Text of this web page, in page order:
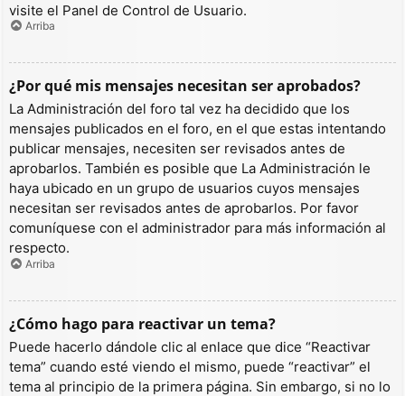
visite el Panel de Control de Usuario.
Arriba
¿Por qué mis mensajes necesitan ser aprobados?
La Administración del foro tal vez ha decidido que los
mensajes publicados en el foro, en el que estas intentando
publicar mensajes, necesiten ser revisados antes de
aprobarlos. También es posible que La Administración le
haya ubicado en un grupo de usuarios cuyos mensajes
necesitan ser revisados antes de aprobarlos. Por favor
comuníquese con el administrador para más información al
respecto.
Arriba
¿Cómo hago para reactivar un tema?
Puede hacerlo dándole clic al enlace que dice “Reactivar
tema” cuando esté viendo el mismo, puede “reactivar” el
tema al principio de la primera página. Sin embargo, si no lo